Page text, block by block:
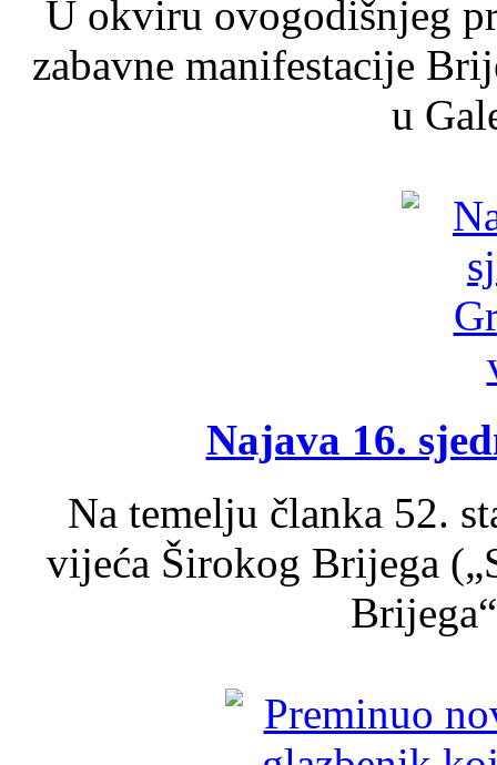
U okviru ovogodišnjeg
zabavne manifestacije
u
Najava 16.
Na temelju članka 52.
vijeća Širokog Brijega